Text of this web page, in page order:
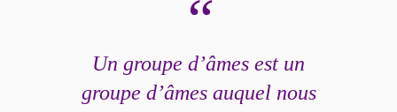
Un groupe d’âmes est un
groupe d’âmes auquel nous